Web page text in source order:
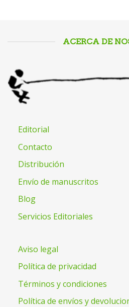
ACERCA DE
Editorial
Contacto
Distribución
Envío de manuscritos
Blog
Servicios Editoriales
Aviso legal
Política de privacidad
Términos y condiciones
Política de envíos y